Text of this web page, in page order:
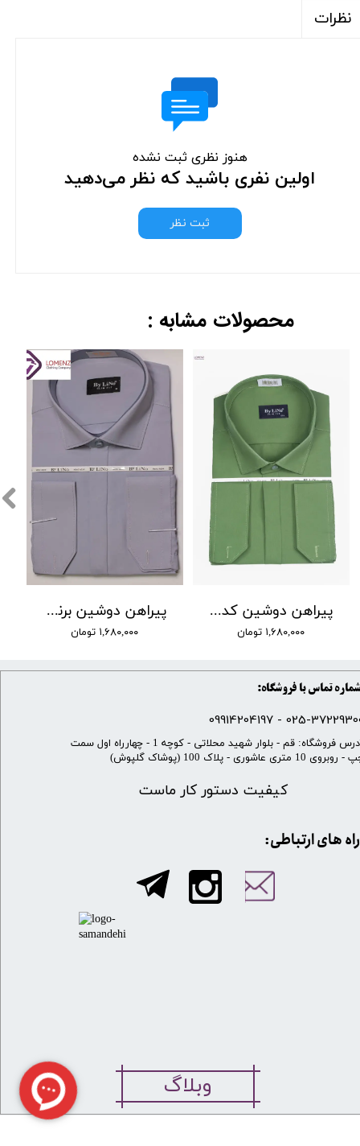
نظرات
هنوز نظری ثبت نشده
اولین نفری باشید که نظر می‌دهید
ثبت نظر
پیراهن دوشین برند by lino کد 01
۱,۶۸۰,۰۰۰ تومان
پیراهن دوشین کد 30
۱,۶۸۰,۰۰۰ تومان
محصولات مشابه :
شماره تماس با فروشگاه:
025-37229300 -
کیفیت دستور کار ماست
​آدرس فروشگاه: قم - بلوار شهید محلاتی - کوچه 1 - چهارراه اول سمت
10 متری عاشوری - پلاک 100 (پوشاک گلپوش)
​​راه های ارتباطی:
وبلاگ